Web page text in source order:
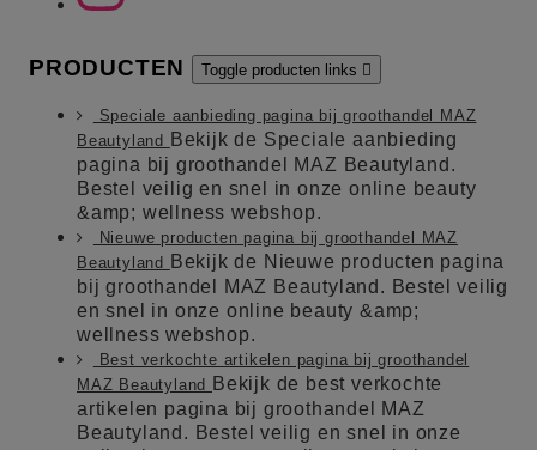
PRODUCTEN Toggle producten links 
Speciale aanbieding pagina bij groothandel MAZ
Beautyland
Bekijk de Speciale aanbieding
pagina bij groothandel MAZ Beautyland.
Bestel veilig en snel in onze online beauty
&amp; wellness webshop.
Nieuwe producten pagina bij groothandel MAZ
Beautyland
Bekijk de Nieuwe producten pagina
bij groothandel MAZ Beautyland. Bestel veilig
en snel in onze online beauty &amp;
wellness webshop.
Best verkochte artikelen pagina bij groothandel
MAZ Beautyland
Bekijk de best verkochte
artikelen pagina bij groothandel MAZ
Beautyland. Bestel veilig en snel in onze